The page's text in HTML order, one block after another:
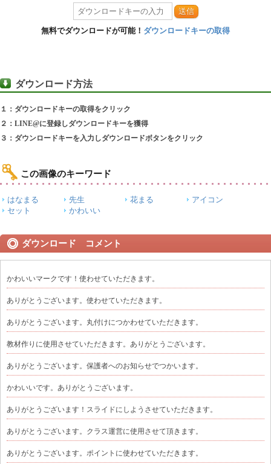
送信
無料でダウンロードが可能！ ダウンロードキーの取得
ダウンロード方法
１：ダウンロードキーの取得をクリック
２：LINE@に登録しダウンロードキーを獲得
３：ダウンロードキーを入力しダウンロードボタンをクリック
この画像のキーワード
はなまる 先生 花まる
アイコン
セット
かわいい
ダウンロード コメント
かわいいマークです！使わせていただきます。
ありがとうございます。使わせていただきます。
ありがとうございます。丸付けにつかわせていただきます。
教材作りに使用させていただきます。ありがとうございます。
ありがとうございます。保護者へのお知らせでつかいます。
かわいいです。ありがとうございます。
ありがとうございます！スライドにしようさせていただきます。
ありがとうございます。クラス運営に使用させて頂きます。
ありがとうございます。ポイントに使わせていただきます。